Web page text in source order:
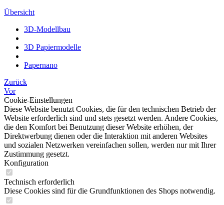
Übersicht
3D-Modellbau
3D Papiermodelle
Papernano
Zurück
Vor
Cookie-Einstellungen
Diese Website benutzt Cookies, die für den technischen Betrieb der
Website erforderlich sind und stets gesetzt werden. Andere Cookies,
die den Komfort bei Benutzung dieser Website erhöhen, der
Direktwerbung dienen oder die Interaktion mit anderen Websites
und sozialen Netzwerken vereinfachen sollen, werden nur mit Ihrer
Zustimmung gesetzt.
Konfiguration
Technisch erforderlich
Diese Cookies sind für die Grundfunktionen des Shops notwendig.